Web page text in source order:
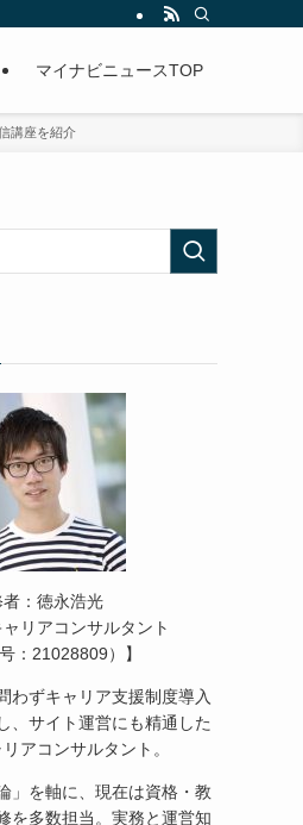
マイナビニュースTOP
講座を紹介
者：徳永浩光
ャリアコンサルタント
：21028809）】
わずキャリア支援制度導入
、サイト運営にも精通した
アコンサルタント。
」を軸に、現在は資格・教
を多数担当。実務と運営知